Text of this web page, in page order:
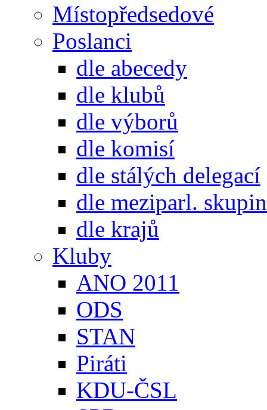
Místopředsedové
Poslanci
dle abecedy
dle klubů
dle výborů
dle komisí
dle stálých delegací
dle meziparl. skupin
dle krajů
Kluby
ANO 2011
ODS
STAN
Piráti
KDU-ČSL